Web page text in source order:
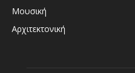
Μουσική
Αρχιτεκτονική